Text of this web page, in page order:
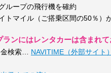
ループの飛行機を確約
トマイル（ご搭乗区間の50％）
ランにはレンタカーは含まれ
検索… NAVITIME（外部サイト